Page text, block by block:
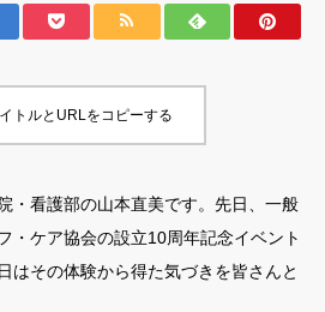
トルとURLをコピーする
・看護部の山本直美です。先日、一般
・ケア協会の設立10周年記念イベント
はその体験から得た気づきを皆さんと